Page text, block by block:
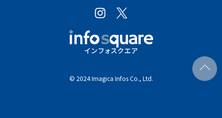
© 2024 Imagica Infos Co., Ltd.